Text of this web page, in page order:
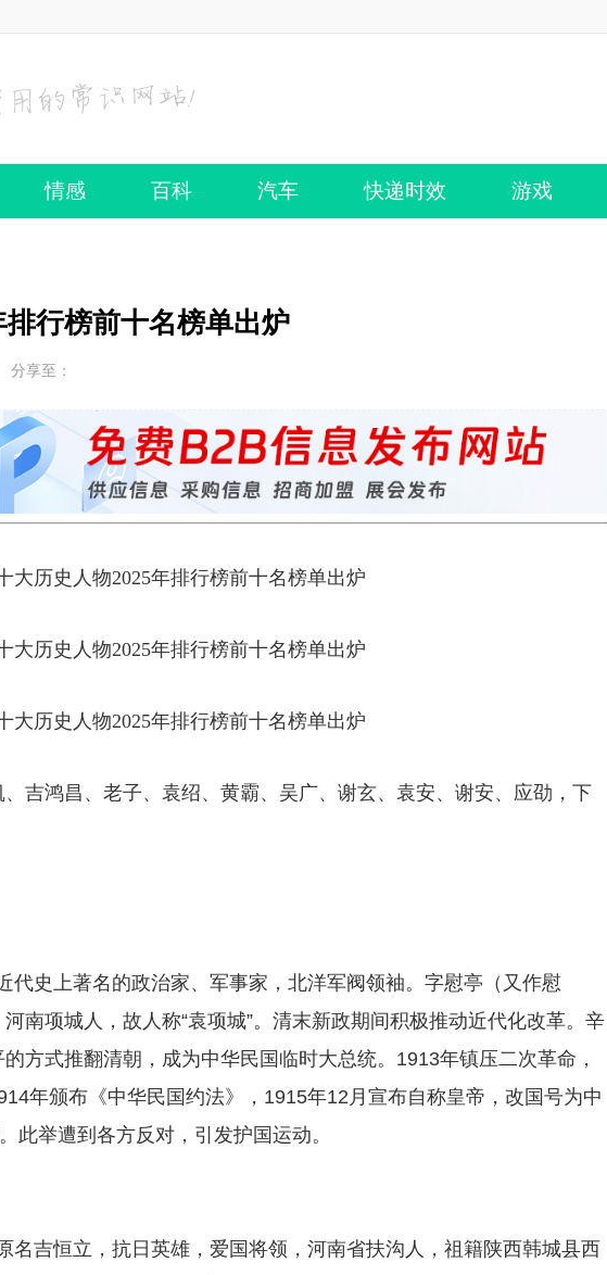
情感 百科 汽车 快递时效 游戏
行榜前十名榜单出炉
分享至：
吉鸿昌、老子、袁绍、黄霸、吴广、谢玄、袁安、谢安、应劭，下
史上著名的政治家、军事家，北洋军阀领袖。字慰亭（又作慰
南项城人，故人称“袁项城”。清末新政期间积极推动近代化改革。辛
方式推翻清朝，成为中华民国临时大总统。1913年镇压二次革命，
年颁布《中华民国约法》，1915年12月宣布自称皇帝，改国号为中
此举遭到各方反对，引发护国运动。
吉恒立，抗日英雄，爱国将领，河南省扶沟人，祖籍陕西韩城县西